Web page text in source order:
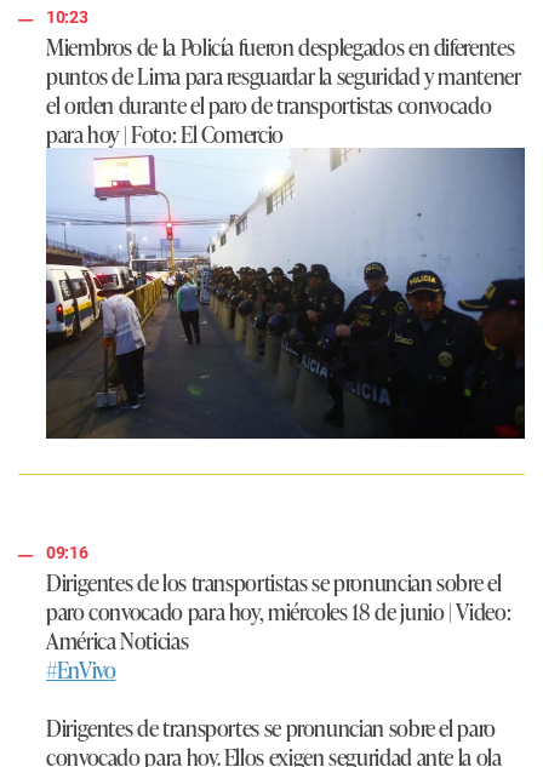
10:23
Miembros de la Policía fueron desplegados en diferentes
puntos de Lima para resguardar la seguridad y mantener
el orden durante el paro de transportistas convocado
para hoy | Foto: El Comercio
09:16
Dirigentes de los transportistas se pronuncian sobre el
paro convocado para hoy, miércoles 18 de junio | Video:
América Noticias
#EnVivo
Dirigentes de transportes se pronuncian sobre el paro
convocado para hoy. Ellos exigen seguridad ante la ola